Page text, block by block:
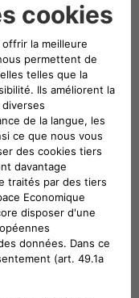
de bord–
de série en